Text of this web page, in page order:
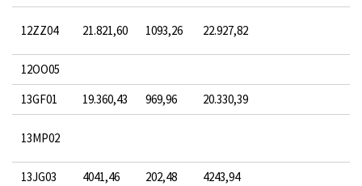
12ZZ04 21.821,60 1093,26 22.927,82
12OO05
13GF01
19.360,43 969,96 20.330,39
13MP02
13JG03 4041,46 202,48
4243,94